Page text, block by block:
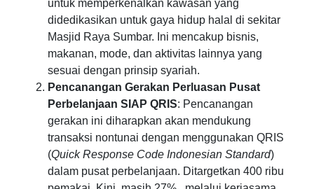
untuk memperkenalkan kawasan yang
didedikasikan untuk gaya hidup halal di sekitar
Masjid Raya Sumbar. Ini mencakup bisnis,
makanan, mode, dan aktivitas lainnya yang
sesuai dengan prinsip syariah.
Pencanangan Gerakan Perluasan Pusat
Perbelanjaan SIAP QRIS: Pencanangan
gerakan ini diharapkan akan mendukung
transaksi nontunai dengan menggunakan QRIS
(Quick Response Code Indonesian Standard)
dalam pusat perbelanjaan. Ditargetkan 400 ribu